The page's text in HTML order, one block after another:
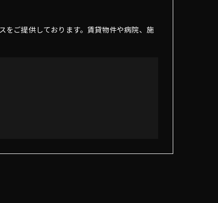
をご提供しております。賃貸物件や病院、施